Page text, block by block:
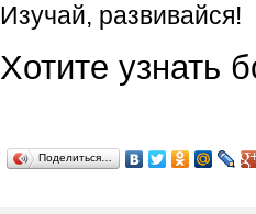
Изучай, развивайся!
Хотите
Поделиться…